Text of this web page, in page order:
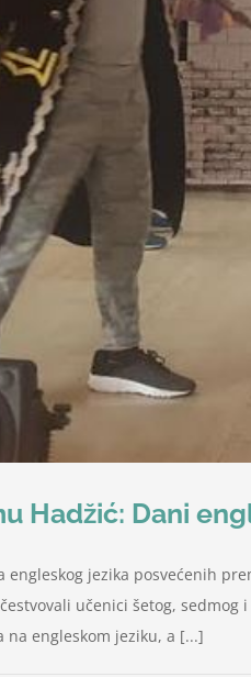
Hadžić: Dani
engleskog jezika posvećenih
učenici šetog,
engleskom jeziku, a [...]